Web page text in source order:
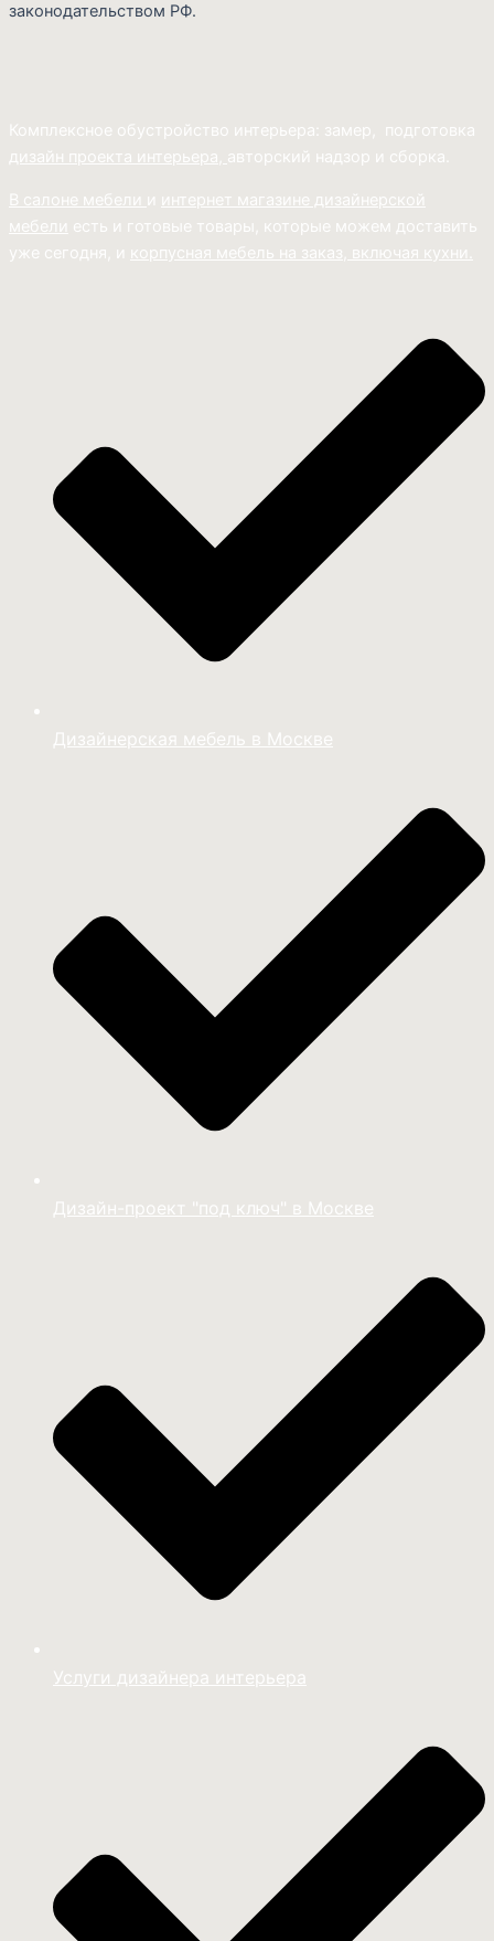
законодательством РФ.
Комплексное обустройство интерьера: замер, подготовка
дизайн проекта интерьера, авторский надзор и сборка.
В салоне мебели и интернет магазине дизайнерской
мебели есть и готовые товары, которые можем доставить
уже сегодня, и корпусная мебель на заказ, включая кухни.
Дизайнерская мебель в Москве
Дизайн-проект "под ключ" в Москве
Услуги дизайнера интерьера